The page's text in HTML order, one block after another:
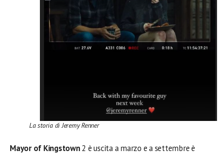
La storia di Jeremy Renner
Mayor of Kingstown2 è uscita a marzo e a settembre è